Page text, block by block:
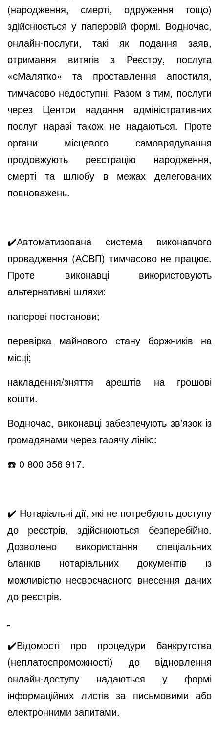
(народження, смерті, одруження тощо)
здійснюється у паперовій формі. Водночас,
онлайн-послуги, такі як подання заяв,
отримання витягів з Реєстру, послуга
«єМалятко» та проставлення апостиля,
тимчасово недоступні. Разом з тим, послуги
через Центри надання адміністративних
послуг наразі також не надаються. Проте
органи місцевого самоврядування
продовжують реєстрацію народження,
смерті та шлюбу в межах делегованих
повноважень.
✔️Автоматизована система виконавчого
провадження (АСВП) тимчасово не працює.
Проте виконавці використовують
альтернативні шляхи:
паперові постанови;
перевірка майнового стану боржників на
місці;
накладення/зняття арештів на грошові
кошти.
Водночас, виконавці забезпечують зв'язок із
громадянами через гарячу лінію:
☎️ 0 800 356 917.
✔️ Нотаріальні дії, які не потребують доступу
до реєстрів, здійснюються безперебійно.
Дозволено використання спеціальних
бланків нотаріальних документів із
можливістю несвоєчасного внесення даних
до реєстрів.
✔️Відомості про процедури банкрутства
(неплатоспроможності) до відновлення
онлайн-доступу надаються у формі
інформаційних листів за письмовими або
електронними запитами.